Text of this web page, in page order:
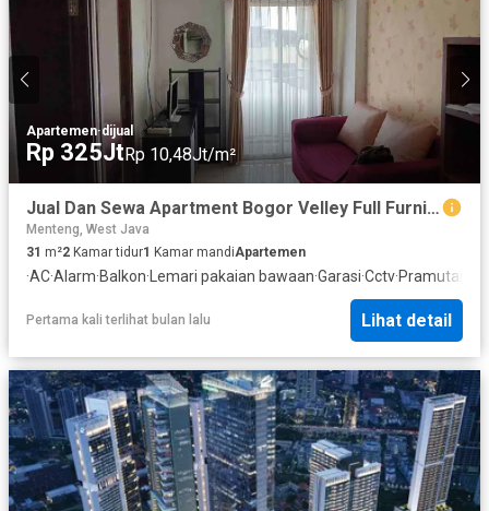
Apartemen·dijual
Rp 325JtRp 10,48Jt/m²
Jual Dan Sewa Apartment Bogor Velley Full Furnish Lokasi Bogor Nego Sampai Jadi
Menteng, West Java
31 m²2 Kamar tidur1 Kamar mandiApartemen
·AC·Alarm·Balkon·Lemari pakaian bawaan·Garasi·Cctv·Pramutamu
Pertama kali terlihat bulan lalu Lihat detail